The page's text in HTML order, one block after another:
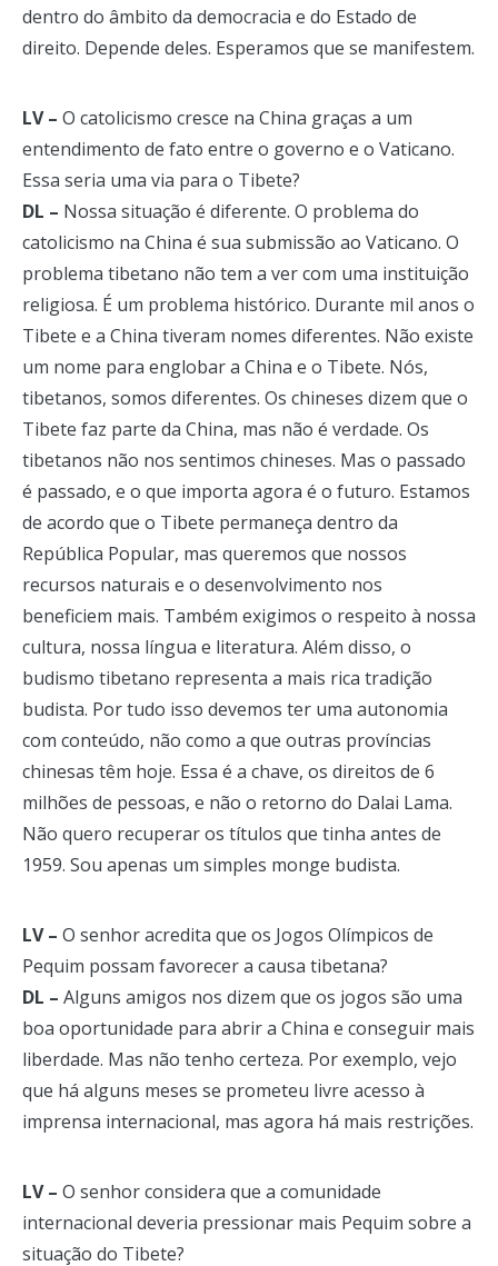
dentro do âmbito da democracia e do Estado de
direito. Depende deles. Esperamos que se manifestem.
LV – O catolicismo cresce na China graças a um
entendimento de fato entre o governo e o Vaticano.
Essa seria uma via para o Tibete?
DL – Nossa situação é diferente. O problema do
catolicismo na China é sua submissão ao Vaticano. O
problema tibetano não tem a ver com uma instituição
religiosa. É um problema histórico. Durante mil anos o
Tibete e a China tiveram nomes diferentes. Não existe
um nome para englobar a China e o Tibete. Nós,
tibetanos, somos diferentes. Os chineses dizem que o
Tibete faz parte da China, mas não é verdade. Os
tibetanos não nos sentimos chineses. Mas o passado
é passado, e o que importa agora é o futuro. Estamos
de acordo que o Tibete permaneça dentro da
República Popular, mas queremos que nossos
recursos naturais e o desenvolvimento nos
beneficiem mais. Também exigimos o respeito à nossa
cultura, nossa língua e literatura. Além disso, o
budismo tibetano representa a mais rica tradição
budista. Por tudo isso devemos ter uma autonomia
com conteúdo, não como a que outras províncias
chinesas têm hoje. Essa é a chave, os direitos de 6
milhões de pessoas, e não o retorno do Dalai Lama.
Não quero recuperar os títulos que tinha antes de
1959. Sou apenas um simples monge budista.
LV – O senhor acredita que os Jogos Olímpicos de
Pequim possam favorecer a causa tibetana?
DL – Alguns amigos nos dizem que os jogos são uma
boa oportunidade para abrir a China e conseguir mais
liberdade. Mas não tenho certeza. Por exemplo, vejo
que há alguns meses se prometeu livre acesso à
imprensa internacional, mas agora há mais restrições.
LV – O senhor considera que a comunidade
internacional deveria pressionar mais Pequim sobre a
situação do Tibete?